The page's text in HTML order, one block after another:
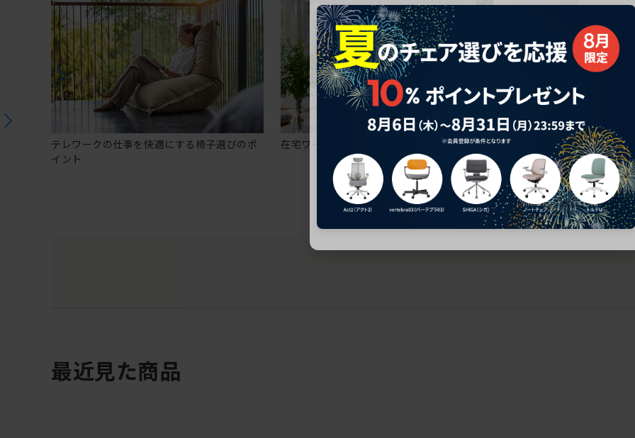
テレワークの仕事を快適にする椅子選びのポ
イント
在宅ワークにおすすめのオフィスチェア5選
椅子に座っているのに疲
疲れにくいチェアの選び方
最近見た商品